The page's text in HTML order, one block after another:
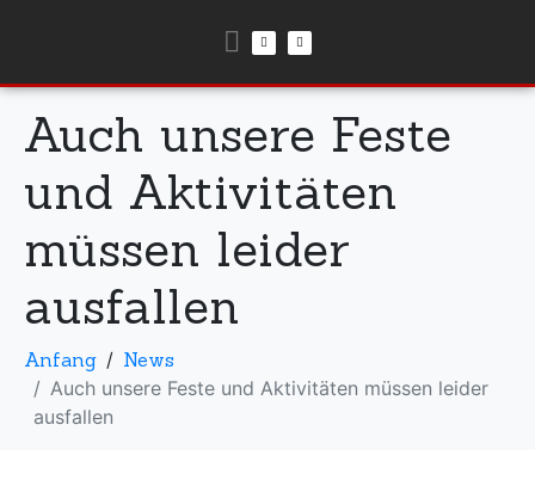
Auch unsere Feste
und Aktivitäten
müssen leider
ausfallen
Anfang
News
Auch unsere Feste und Aktivitäten müssen leider
ausfallen